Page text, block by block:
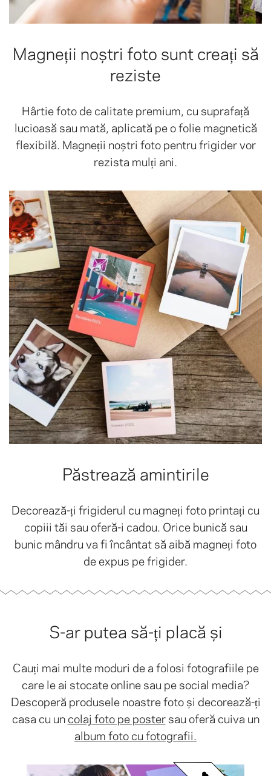
Magneții noștri foto sunt creați să
reziste
Hârtie foto de calitate premium, cu suprafață
lucioasă sau mată, aplicată pe o folie magnetică
flexibilă. Magneții noștri foto pentru frigider vor
rezista mulți ani.
Păstrează amintirile
Decorează-ți frigiderul cu magneți foto printați cu
copiii tăi sau oferă-i cadou. Orice bunică sau
bunic mândru va fi încântat să aibă magneți foto
de expus pe frigider.
S-ar putea să-ți placă și
Cauți mai multe moduri de a folosi fotografiile pe
care le ai stocate online sau pe social media?
Descoperă produsele noastre foto și decorează-ți
casa cu uncolaj foto pe postersau oferă cuiva un
album foto cu fotografii.